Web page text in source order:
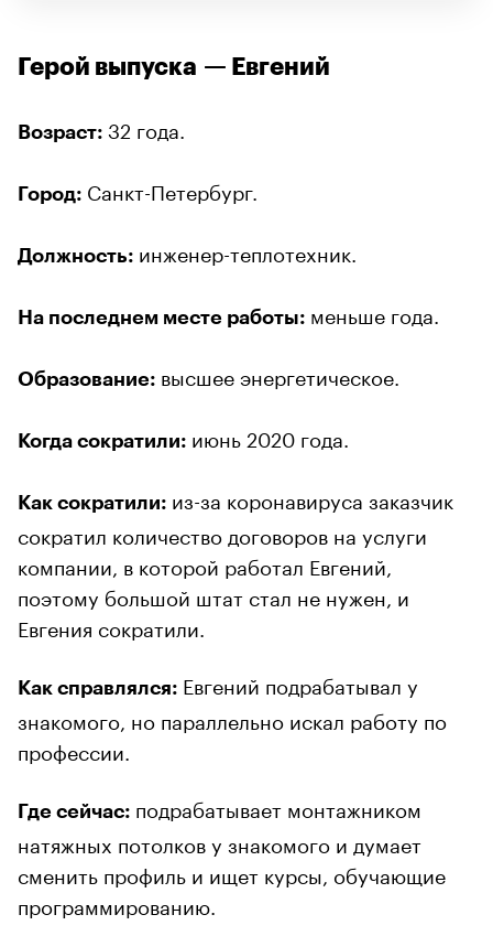
Герой выпуска — Евгений
Возраст: 32 года.
Город: Санкт-Петербург.
Должность: инженер-теплотехник.
На последнем месте работы: меньше года.
Образование: высшее энергетическое.
Когда сократили: июнь 2020 года.
Как сократили: из-за коронавируса заказчик
сократил количество договоров на услуги
компании, в которой работал Евгений,
поэтому большой штат стал не нужен, и
Евгения сократили.
Как справлялся: Евгений подрабатывал у
знакомого, но параллельно искал работу по
профессии.
Где сейчас: подрабатывает монтажником
натяжных потолков у знакомого и думает
сменить профиль и ищет курсы, обучающие
программированию.